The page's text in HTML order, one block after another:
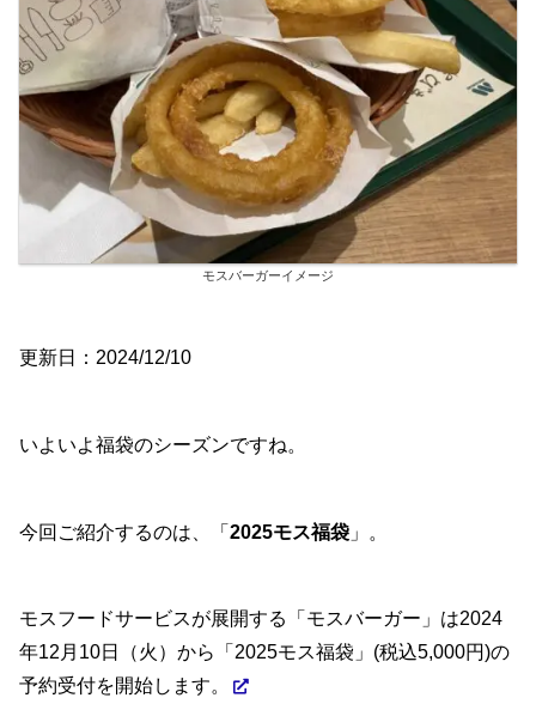
モスバーガーイメージ
更新日：2024/12/10
いよいよ福袋のシーズンですね。
今回ご紹介するのは、「 2025モス福袋 」。
モスフードサービスが展開する「モスバーガー」は2024
年12月10日（火）から「2025モス福袋」(税込5,000円)の
予約受付を開始します。